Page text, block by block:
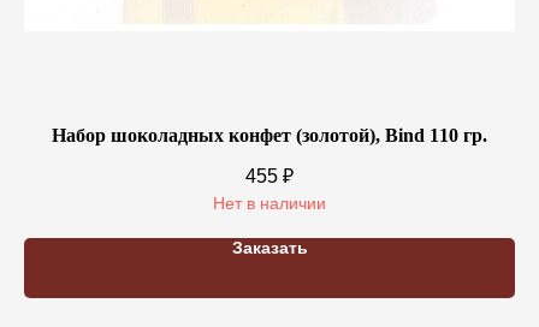
Набор шоколадных конфет (золотой), Bind 110 гр.
455 ₽
Нет в наличии
Заказать